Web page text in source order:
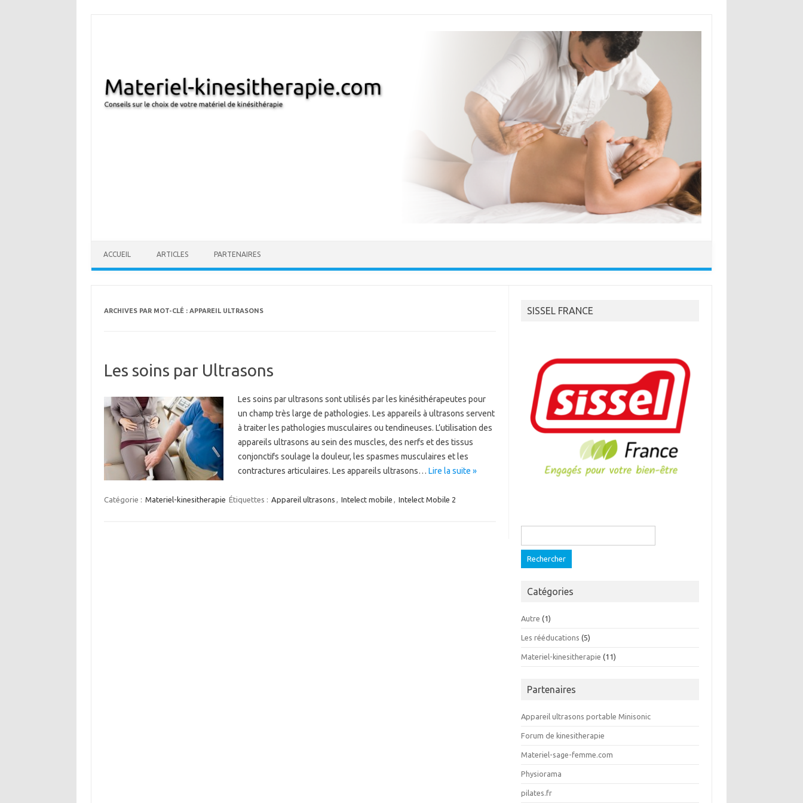
ACCUEIL ARTICLES PARTENAIRES
ARCHIVES PAR MOT-CLÉ : APPAREIL ULTRASONS
Les soins par Ultrasons
Les soins par ultrasons sont utilisés par les kinésithérapeutes pour
un champ très large de pathologies. Les appareils à ultrasons servent
à traiter les pathologies musculaires ou tendineuses. L’utilisation des
appareils ultrasons au sein des muscles, des nerfs et des tissus
conjonctifs soulage la douleur, les spasmes musculaires et les
contractures articulaires. Les appareils ultrasons… Lire la suite »
Catégorie : Materiel-kinesitherapie Étiquettes : Appareil ultrasons , Intelect mobile , Intelect Mobile 2
SISSEL FRANCE
Catégories
Autre (1)
Les rééducations (5)
Materiel-kinesitherapie (11)
Partenaires
Appareil ultrasons portable Minisonic
Forum de kinesitherapie
Materiel-sage-femme.com
Physiorama
pilates.fr